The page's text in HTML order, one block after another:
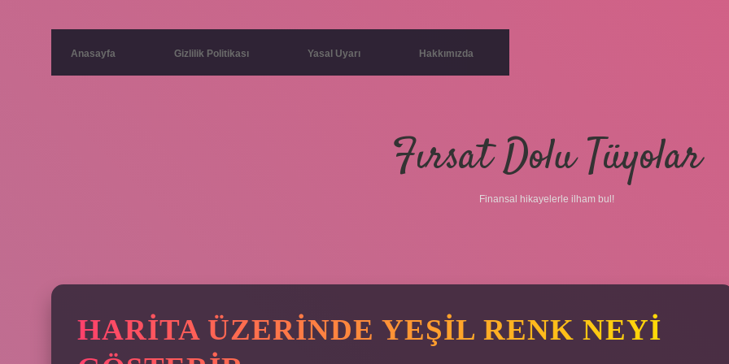
Anasayfa Gizlilik Politikası Yasal Uyarı Hakkımızda
Fırsat Dolu Tüyolar
Finansal hikayelerle ilham bul!
HARITA ÜZERINDE YEŞIL RENK NEYI